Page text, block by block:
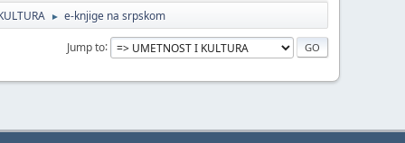
► e-knjige na srpskom
Jump to